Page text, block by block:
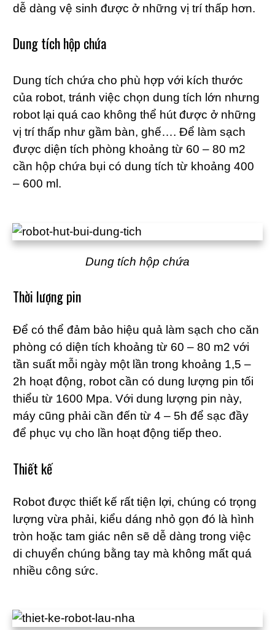
dễ dàng vệ sinh được ở những vị trí thấp hơn.
Dung tích hộp chứa
Dung tích chứa cho phù hợp với kích thước
của robot, tránh việc chọn dung tích lớn nhưng
robot lại quá cao không thể hút được ở những
vị trí thấp như gầm bàn, ghế…. Để làm sạch
được diện tích phòng khoảng từ 60 – 80 m2
cần hộp chứa bụi có dung tích từ khoảng 400
– 600 ml.
Dung tích hộp chứa
Thời lượng pin
Để có thể đảm bảo hiệu quả làm sạch cho căn
phòng có diện tích khoảng từ 60 – 80 m2 với
tần suất mỗi ngày một lần trong khoảng 1,5 –
2h hoạt động, robot cần có dung lượng pin tối
thiểu từ 1600 Mpa. Với dung lượng pin này,
máy cũng phải cần đến từ 4 – 5h để sạc đầy
để phục vụ cho lần hoạt động tiếp theo.
Thiết kế
Robot được thiết kế rất tiện lợi, chúng có trọng
lượng vừa phải, kiểu dáng nhỏ gọn đó là hình
tròn hoặc tam giác nên sẽ dễ dàng trong việc
di chuyển chúng bằng tay mà không mất quá
nhiều công sức.